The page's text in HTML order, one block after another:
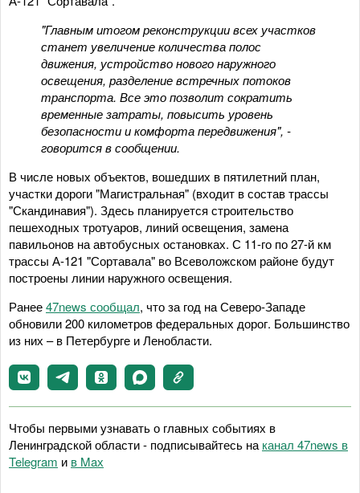
"Главным итогом реконструкции всех участков
станет увеличение количества полос
движения, устройство нового наружного
освещения, разделение встречных потоков
транспорта. Все это позволит сократить
временные затраты, повысить уровень
безопасности и комфорта передвижения", -
говорится в сообщении.
В числе новых объектов, вошедших в пятилетний план,
участки дороги "Магистральная" (входит в состав трассы
"Скандинавия"). Здесь планируется строительство
пешеходных тротуаров, линий освещения, замена
павильонов на автобусных остановках. С 11-го по 27-й км
трассы А-121 "Сортавала" во Всеволожском районе будут
построены линии наружного освещения.
Ранее47news сообщал, что за год на Северо-Западе
обновили 200 километров федеральных дорог. Большинство
из них – в Петербурге и Ленобласти.
Чтобы первыми узнавать о главных событиях в
Ленинградской области - подписывайтесь на канал 47news в
Telegram и в Maх